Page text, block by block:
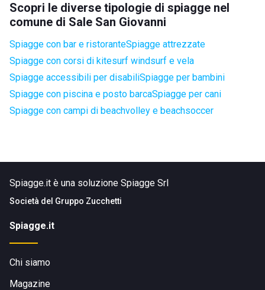
Scopri le diverse tipologie di spiagge nel
comune di Sale San Giovanni
Spiagge con bar e ristoranteSpiagge attrezzate
Spiagge con corsi di kitesurf windsurf e vela
Spiagge accessibili per disabiliSpiagge per bambini
Spiagge con piscina e posto barcaSpiagge per cani
Spiagge con campi di beachvolley e beachsoccer
Spiagge.it è una soluzione Spiagge Srl
Società del Gruppo Zucchetti
Spiagge.it
Chi siamo
Magazine